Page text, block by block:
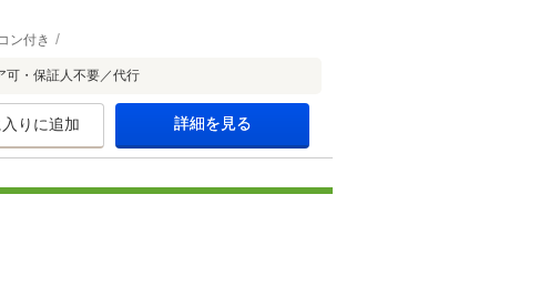
ン付き
可・保証人不要／代行
りに追加 詳細を見る